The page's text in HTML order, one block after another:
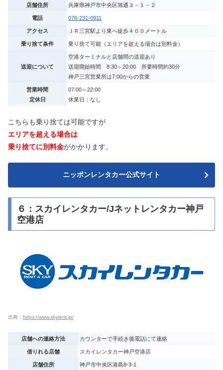
店舗住所 兵庫県神戸市中央区旭通３－１－２
電話 078-231-0911
アクセス ＪＲ三宮駅より東へ徒歩４００メートル
乗り捨て条件 乗り捨て可能（エリアを超える場合は別料金）
送迎について
空港ターミナルと店舗間の送迎あり
送迎開始時間 8:30～20:00 所要時間約30分
神戸三宮営業所は7:00からの営業
営業時間
定休日
07:00～22:00
休業日：なし
こちらも乗り捨ては可能ですが
エリアを超える場合は
乗り捨てに別料金がかかります。
ニッポンレンタカー公式サイト
６：スカイレンタカー/Jネットレンタカー神戸
空港店
出典： https://www.skyrent.jp/
店舗への連絡方法 カウンターで手続き後電話にて連絡
借りれる店舗 スカイレンタカー神戸空港店
店舗住所 神戸市中央区港島8-3-1